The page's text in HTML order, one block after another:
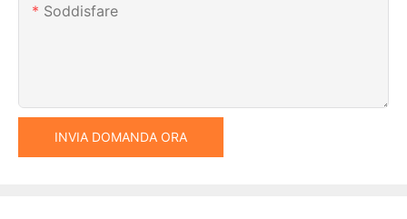
Soddisfare
INVIA DOMANDA ORA